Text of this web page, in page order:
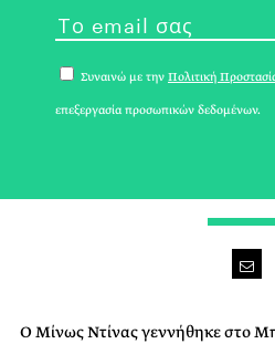
Ο Μίνως Ντίνας γεννήθηκε στο
Συναινώ με την Πολιτική
επεξεργασία προσωπικών δεδομένων.